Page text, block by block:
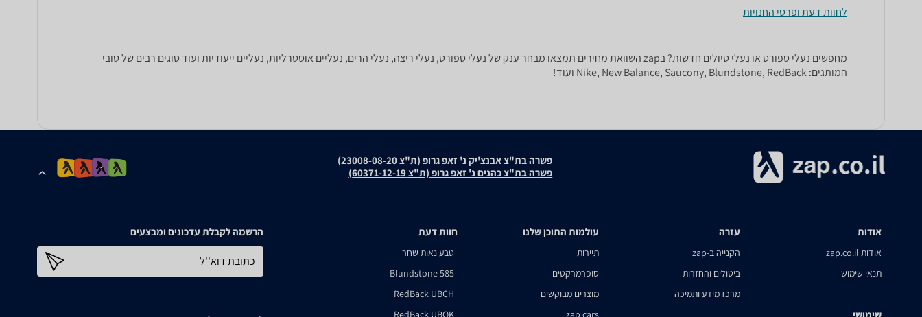
לחוות דעת ופרטי החנויות
מחפשים נעלי ספורט או נעלי טיולים חדשות? בzap השוואת מחירים תמצאו מבחר ענק של נעלי ספורט, נעלי ריצה, נעלי הרים, נעליים אוסטרליות, נעליים ייעודיות ועוד סוגים רבים של טובי
המותגים: Nike, New Balance, Saucony, Blundstone, RedBack ועוד!
פשרה בת"צ אבנצ'יק נ' זאפ גרופ (ת"צ 23008-08-20)
פשרה בת"צ כהנים נ' זאפ גרופ (ת"צ 60371-12-19)
אודות
אודות zap.co.il
תנאי שימוש
עזרה
הקנייה ב-zap
ביטולים והחזרות
מרכז מידע ותמיכה
עולמות התוכן שלנו
תיירות
סופרמרקטים
מוצרים מבוקשים
zap cars
חוות דעת
טבע נאות שחר
Blundstone 585
RedBack UBCH
RedBack UBOK
הרשמה לקבלת עדכונים ומבצעים
כתובת דוא''ל